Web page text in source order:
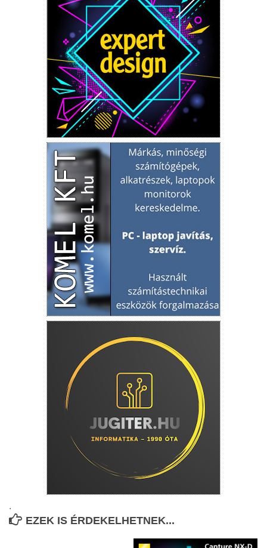
.
EZEK IS ÉRDEKELHETNEK...